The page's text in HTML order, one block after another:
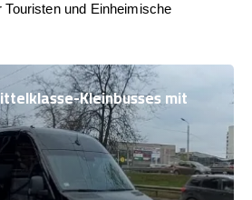
und Einheimische
Kleinbusses mit